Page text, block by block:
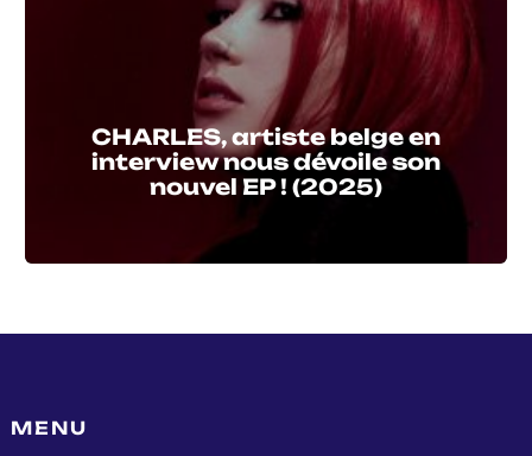
CHARLES, artiste belge en
interview nous dévoile son
nouvel EP ! (2025)
MENU